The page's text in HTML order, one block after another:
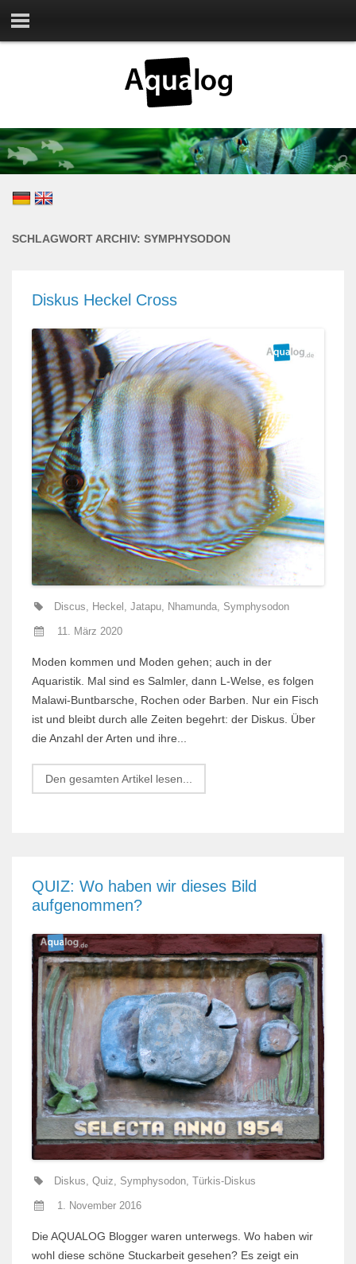
SCHLAGWORT ARCHIV: SYMPHYSODON
Diskus Heckel Cross
Discus, Heckel , Jatapu, Nhamunda, Symphysodon
11. März 2020
Moden kommen und Moden gehen; auch in der
Aquaristik. Mal sind es Salmler, dann L-Welse, es folgen
Malawi-Bunt­barsche, Rochen oder Barben. Nur ein Fisch
ist und bleibt durch alle Zeiten begehrt: der Diskus. Über
die Anzahl der Arten und ihre...
Den gesamten Artikel lesen...
QUIZ: Wo haben wir dieses Bild
aufgenommen?
Diskus, Quiz, Symphysodon, Türkis-Diskus
1. November 2016
Die AQUALOG Blogger waren unterwegs. Wo haben wir
wohl diese schöne Stuckarbeit gesehen? Es zeigt ein